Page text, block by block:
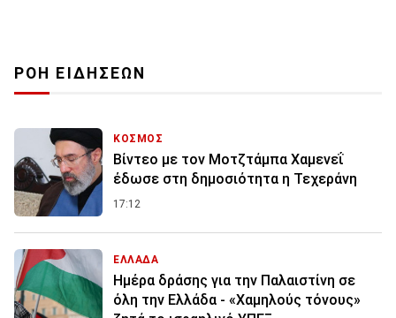
ΡΟΗ ΕΙΔΗΣΕΩΝ
ΚΟΣΜΟΣ
Βίντεο με τον Μοτζτάμπα Χαμενεΐ
έδωσε στη δημοσιότητα η Τεχεράνη
17:12
ΕΛΛΑΔΑ
Ημέρα δράσης για την Παλαιστίνη σε
όλη την Ελλάδα - «Χαμηλούς τόνους»